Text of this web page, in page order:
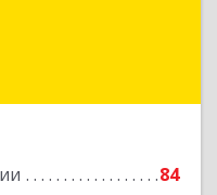
84
Рутсофт
Долгопрудный г,